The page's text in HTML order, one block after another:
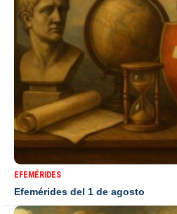
EFEMÉRIDES
Efemérides del 1 de agosto